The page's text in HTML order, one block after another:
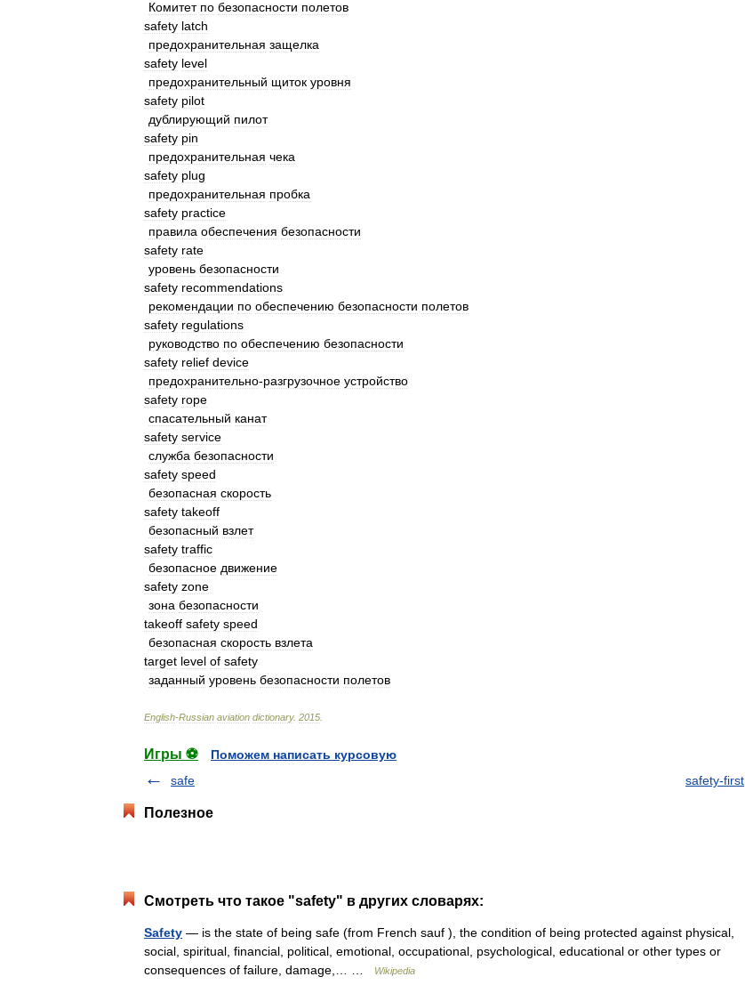
Комитет по безопасности полетов
safety latch
предохранительная защелка
safety level
предохранительный щиток уровня
safety pilot
дублирующий пилот
safety pin
предохранительная чека
safety plug
предохранительная пробка
safety practice
правила обеспечения безопасности
safety rate
уровень безопасности
safety recommendations
рекомендации по обеспечению безопасности полетов
safety regulations
руководство по обеспечению безопасности
safety relief device
предохранительно-разгрузочное устройство
safety rope
спасательный канат
safety service
служба безопасности
safety speed
безопасная скорость
safety takeoff
безопасный взлет
safety traffic
безопасное движение
safety zone
зона безопасности
takeoff safety speed
безопасная скорость взлета
target level of safety
заданный уровень безопасности полетов
English-Russian aviation dictionary. 2015
Игры ⚽
Поможем написать курсовую
safe
safety-first
Полезное
Смотреть что такое "safety" в других словарях:
Safety — is the state of being safe (from French sauf ), the condition of being protected against physical,
social, spiritual, financial, political, emotional, occupational, psychological, educational or other types or
consequences of failure, damage,… …
Wikipedia